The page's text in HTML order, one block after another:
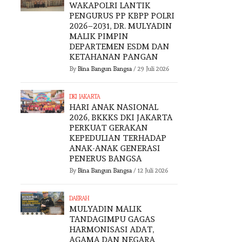
WAKAPOLRI LANTIK
PENGURUS PP KBPP POLRI
2026–2031, DR. MULYADIN
MALIK PIMPIN
DEPARTEMEN ESDM DAN
KETAHANAN PANGAN
By Bina Bangun Bangsa / 29 Juli 2026
DKI JAKARTA
HARI ANAK NASIONAL
2026, BKKKS DKI JAKARTA
PERKUAT GERAKAN
KEPEDULIAN TERHADAP
ANAK-ANAK GENERASI
PENERUS BANGSA
By Bina Bangun Bangsa / 12 Juli 2026
DAERAH
MULYADIN MALIK
TANDAGIMPU GAGAS
HARMONISASI ADAT,
AGAMA DAN NEGARADR. MULYADIN